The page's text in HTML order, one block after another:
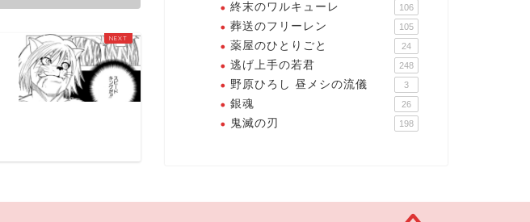
終末のワルキューレ 106
葬送のフリーレン 105
薬屋のひとりごと 24
逃げ上手の若君 248
野原ひろし 昼メシの流儀 3
銀魂 26
鬼滅の刃 198